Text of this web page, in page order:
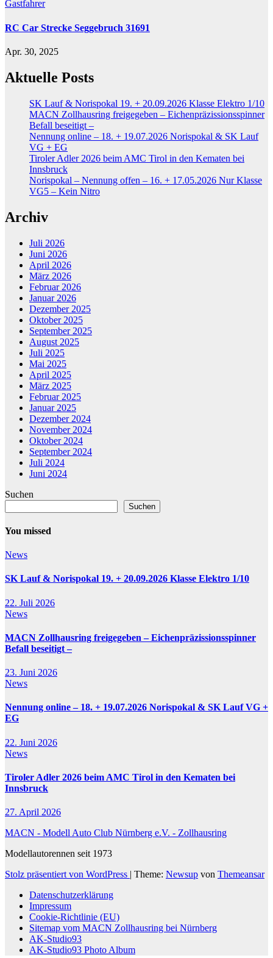
Gastfahrer
RC Car Strecke Seggebruch 31691
Apr. 30, 2025
Aktuelle Posts
SK Lauf & Norispokal 19. + 20.09.2026 Klasse Elektro 1/10
MACN Zollhausring freigegeben – Eichenpräzissionsspinner
Befall beseitigt –
Nennung online – 18. + 19.07.2026 Norispokal & SK Lauf
VG + EG
Tiroler Adler 2026 beim AMC Tirol in den Kematen bei
Innsbruck
Norispokal – Nennung offen – 16. + 17.05.2026 Nur Klasse
VG5 – Kein Nitro
Archiv
Juli 2026
Juni 2026
April 2026
März 2026
Februar 2026
Januar 2026
Dezember 2025
Oktober 2025
September 2025
August 2025
Juli 2025
Mai 2025
April 2025
März 2025
Februar 2025
Januar 2025
Dezember 2024
November 2024
Oktober 2024
September 2024
Juli 2024
Juni 2024
Suchen
Suchen
You missed
News
SK Lauf & Norispokal 19. + 20.09.2026 Klasse Elektro 1/10
22. Juli 2026
News
MACN Zollhausring freigegeben – Eichenpräzissionsspinner
Befall beseitigt –
23. Juni 2026
News
Nennung online – 18. + 19.07.2026 Norispokal & SK Lauf VG +
EG
22. Juni 2026
News
Tiroler Adler 2026 beim AMC Tirol in den Kematen bei
Innsbruck
27. April 2026
MACN - Modell Auto Club Nürnberg e.V. - Zollhausring
Modellautorennen seit 1973
Stolz präsentiert von WordPress | Theme: Newsup von Themeansar
Datenschutzerklärung
Impressum
Cookie-Richtlinie (EU)
Sitemap vom MACN Zollhausring bei Nürnberg
AK-Studio93
AK-Studio93 Photo Album